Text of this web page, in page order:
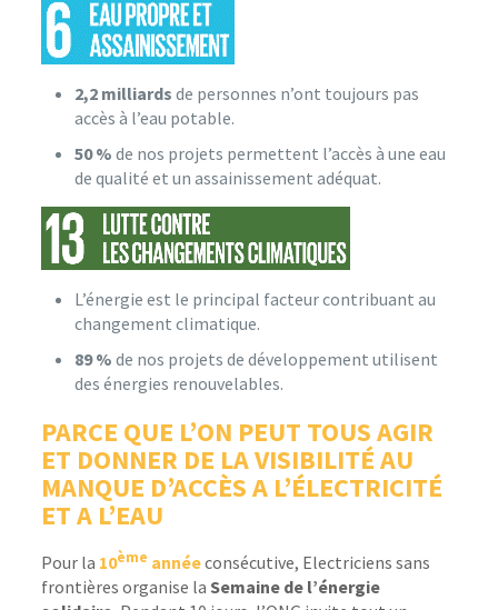
2,2 milliards de personnes n’ont toujours pas
accès à l’eau potable.
50 % de nos projets permettent l’accès à une eau
de qualité et un assainissement adéquat.
L’énergie est le principal facteur contribuant au
changement climatique.
89 % de nos projets de développement utilisent
des énergies renouvelables.
PARCE QUE L’ON PEUT TOUS AGIR
ET DONNER DE LA VISIBILITÉ AU
MANQUE D’ACCÈS A L’ÉLECTRICITÉ
ET A L’EAU
Pour la 10ème annéeconsécutive, Electriciens sans
frontières organise la Semaine de l’énergie